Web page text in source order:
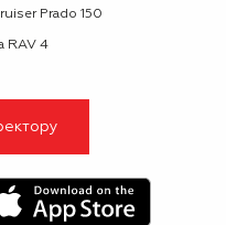
Prado 150
RAV 4